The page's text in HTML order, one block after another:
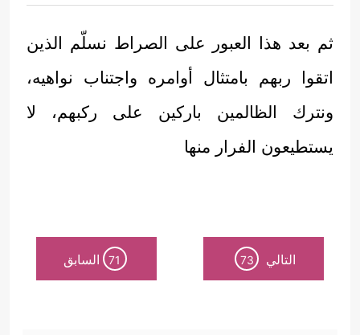
ثم بعد هذا العبور على الصراط نسلّم الذين
اتقوا ربهم بامتثال أوامره واجتناب نواهيه،
ونترك الظالمين باركين على ركبهم، لا
يستطيعون الفرار منها
التالي 73
71 السابق